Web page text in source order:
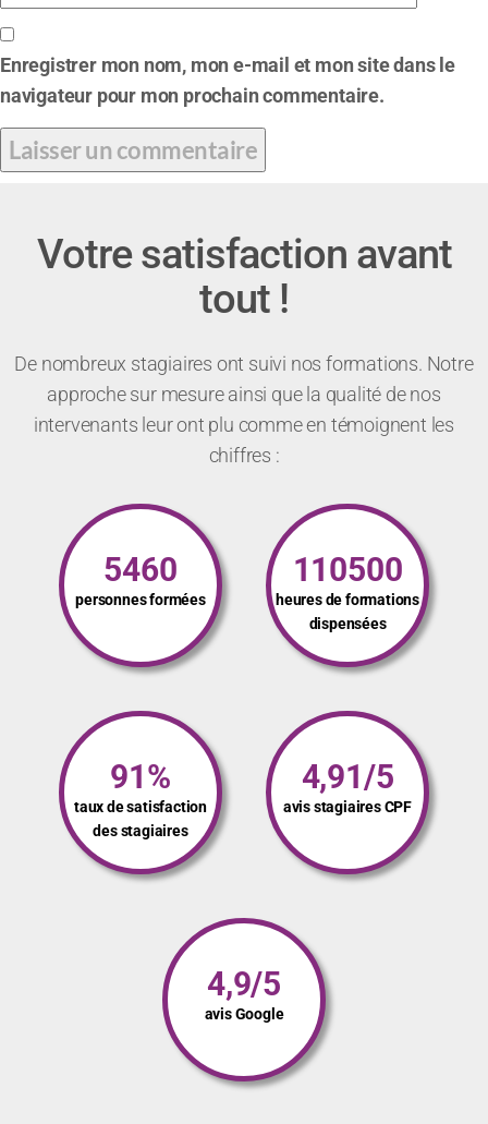
Enregistrer mon nom, mon e-mail et mon site dans le
navigateur pour mon prochain commentaire.
Votre satisfaction avant
tout !
De nombreux stagiaires ont suivi nos formations. Notre
approche sur mesure ainsi que la qualité de nos
intervenants leur ont plu comme en témoignent les
chiffres :
5460
personnes formées
110500
heures de formations
dispensées
91%
taux de satisfaction
des stagiaires
4,91/5
avis stagiaires CPF
4,9/5
avis Google